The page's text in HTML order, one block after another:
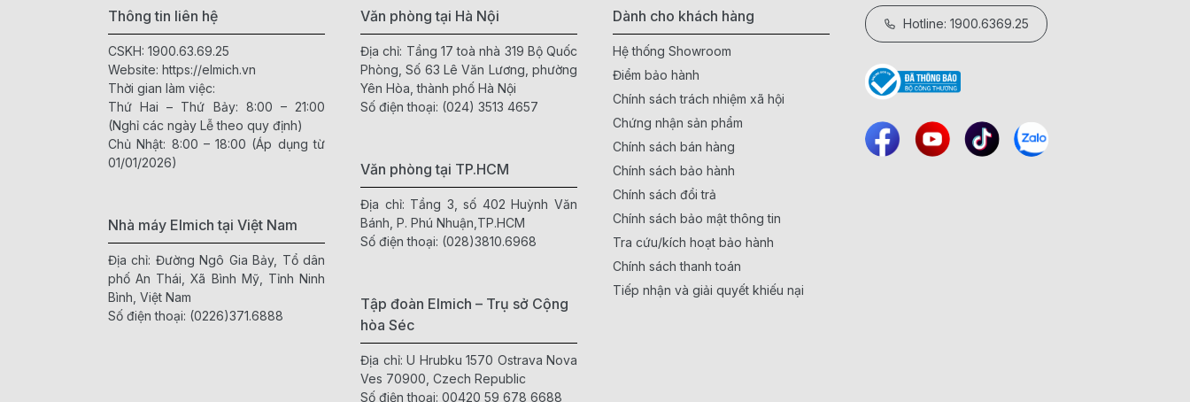
Thông tin liên hệ
CSKH: 1900.63.69.25
Website: https://elmich.vn
Thời gian làm việc:
Thứ Hai – Thứ Bảy: 8:00 – 21:00
(Nghỉ các ngày Lễ theo quy định)
Chủ Nhật: 8:00 – 18:00 (Áp dụng từ
01/01/2026)
Nhà máy Elmich tại Việt Nam
Địa chỉ: Đường Ngô Gia Bảy, Tổ dân
phố An Thái, Xã Bình Mỹ, Tỉnh Ninh
Bình, Việt Nam
Số điện thoại: (0226)371.6888
Văn phòng tại Hà Nội
Địa chỉ: Tầng 17 toà nhà 319 Bộ Quốc
Phòng, Số 63 Lê Văn Lương, phường
Yên Hòa, thành phố Hà Nội
Số điện thoại: (024) 3513 4657
Văn phòng tại TP.HCM
Địa chỉ: Tầng 3, số 402 Huỳnh Văn
Bánh, P. Phú Nhuận,TP.HCM
Số điện thoại: (028)3810.6968
Tập đoàn Elmich – Trụ sở Cộng
hòa Séc
Địa chỉ: U Hrubku 1570 Ostrava Nova
Ves 70900, Czech Republic
Số điện thoại: 00420 59 678 6688
Dành cho khách hàng
Hệ thống Showroom
Điểm bảo hành
Chính sách trách nhiệm xã hội
Chứng nhận sản phẩm
Chính sách bán hàng
Chính sách bảo hành
Chính sách đổi trả
Chính sách bảo mật thông tin
Tra cứu/kích hoạt bảo hành
Chính sách thanh toán
Tiếp nhận và giải quyết khiếu nại
Hotline: 1900.6369.25